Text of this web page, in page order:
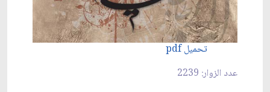
تحميل pdf
عدد الزوار: 2239